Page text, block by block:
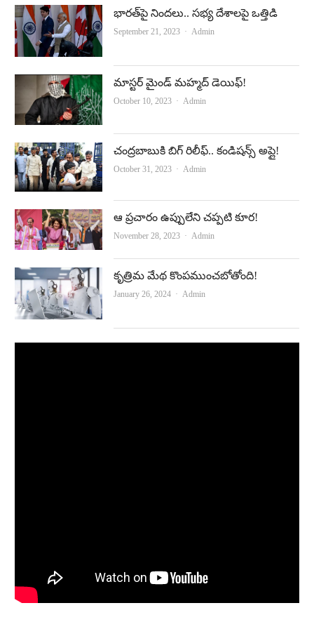
భారత్‌పై నిందలు.. సభ్య దేశాలపై ఒత్తిడి
September 21, 2023 Author
Admin
మాస్టర్‌ మైండ్‌ మహ్మద్‌ డెయిఫ్‌!
October 10, 2023 Author
Admin
చంద్రబాబుకి బిగ్‌ రిలీఫ్‌.. కండిషన్స్‌ అప్లై!
October 31, 2023 Author
Admin
ఆ ప్ర‌చారం ఉప్పులేని చ‌ప్ప‌టి కూర‌!
November 28, 2023 Author
Admin
కృత్రిమ మేథ కొంప‌ముంచ‌బోతోంది!
January 26, 2024 Author
Admin